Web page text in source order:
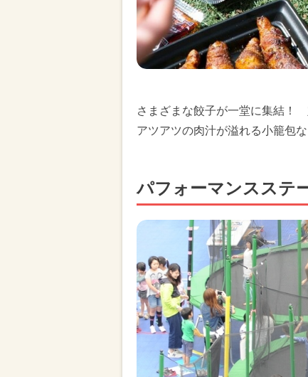
さまざまな餃子が一堂に集結！
アツアツの肉汁が溢れる小籠包な
パフォーマンスステ